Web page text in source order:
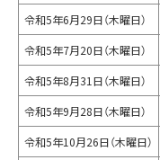
令和5年6月29日（木曜日）
令和5年7月20日（木曜日）
令和5年8月31日（木曜日）
令和5年9月28日（木曜日）
令和5年10月26日（木曜日）